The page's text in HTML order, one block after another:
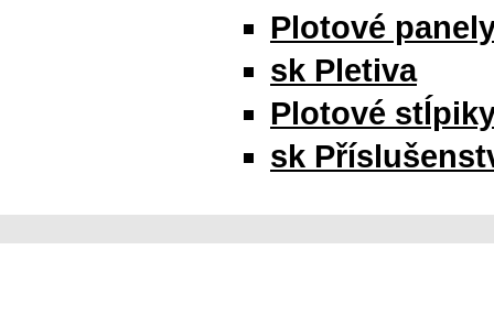
Plotové
sk Pletiva
Plotové
sk